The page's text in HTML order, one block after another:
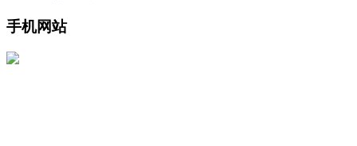
手机网站